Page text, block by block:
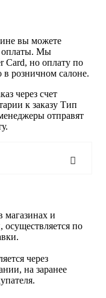
вы можете
оплаты. Мы
Card, но оплату по
розничном салоне.
через счет
к заказу Тип
отправят
магазинах и
по
через
на заранее